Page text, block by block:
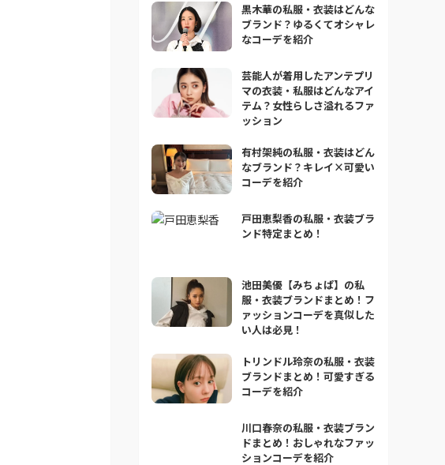
黒木華の私服・衣装はどんな
ブランド？ゆるくてオシャレ
なコーデを紹介
芸能人が着用したアンテプリ
マの衣装・私服はどんなアイ
テム？女性らしさ溢れるファ
ッション
有村架純の私服・衣装はどん
なブランド？キレイ×可愛い
コーデを紹介
戸田恵梨香の私服・衣装ブラ
ンド特定まとめ！
池田美優【みちょぱ】の私
服・衣装ブランドまとめ！フ
ァッションコーデを真似した
い人は必見！
トリンドル玲奈の私服・衣装
ブランドまとめ！可愛すぎる
コーデを紹介
川口春奈の私服・衣装ブラン
ドまとめ！おしゃれなファッ
ションコーデを紹介